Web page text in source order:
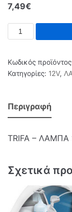
7,49€
Κωδικός
Κατηγορίες: 12V,
Περιγραφή
TRIFA – ΛΑΜΠΑ
Σχετικά